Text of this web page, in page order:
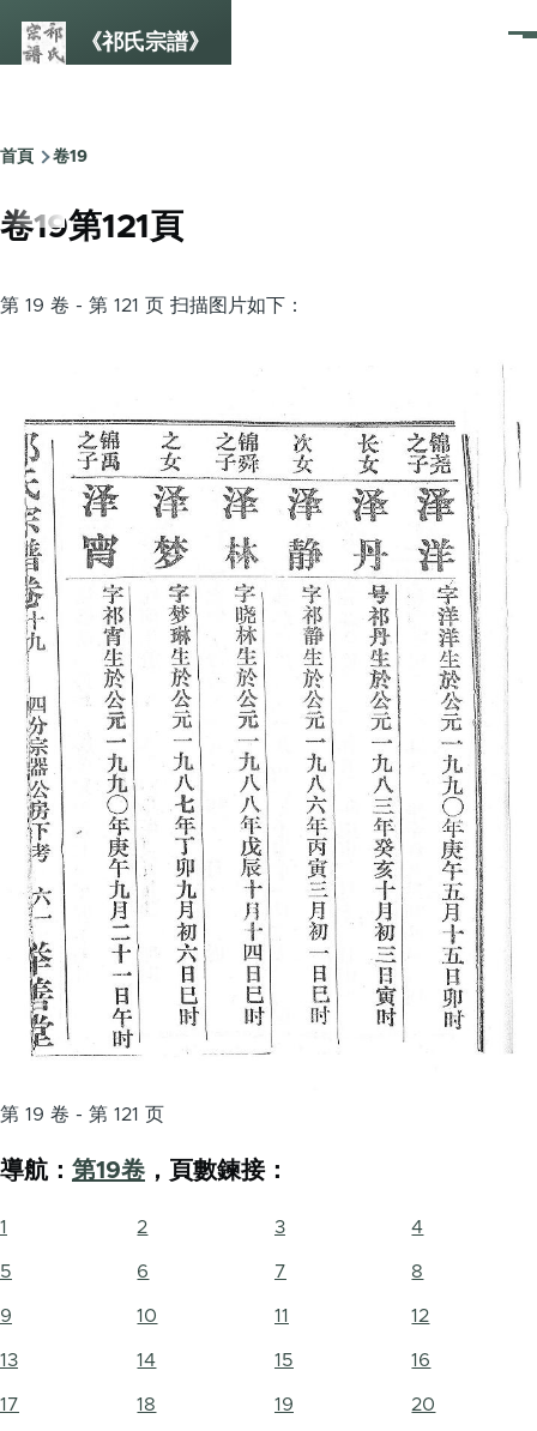
《祁氏宗譜》
選
Breadcrumb
首頁 卷19
卷19第121頁
第 19 卷 - 第 121 页 扫描图片如下：
第 19 卷 - 第 121 页
導航： 第19卷 ，頁數鍊接：
1 2 3 4
5 6 7 8
9 10 11 12
13 14 15 16
17 18 19 20